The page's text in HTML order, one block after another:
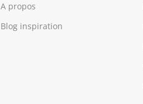
A propos
Blog inspiration